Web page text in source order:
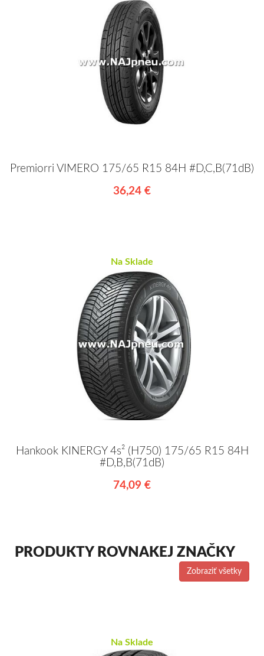
Premiorri VIMERO 175/65 R15 84H #D,C,B(71dB)
36,24 €
Na Sklade
Hankook KINERGY 4s² (H750) 175/65 R15 84H
#D,B,B(71dB)
74,09 €
PRODUKTY ROVNAKEJ ZNAČKY
Zobraziť všetky
Na Sklade